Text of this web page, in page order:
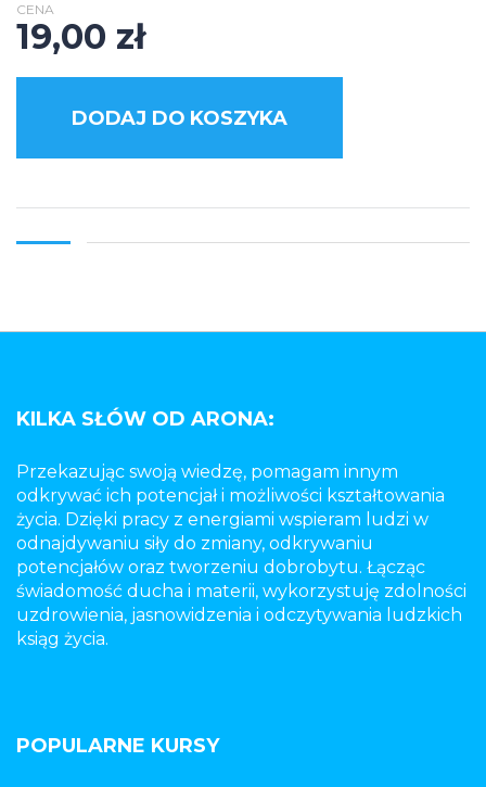
CENA
19,00 zł
DODAJ DO KOSZYKA
KILKA SŁÓW OD ARONA:
Przekazując swoją wiedzę, pomagam innym
odkrywać ich potencjał i możliwości kształtowania
życia. Dzięki pracy z energiami wspieram ludzi w
odnajdywaniu siły do zmiany, odkrywaniu
potencjałów oraz tworzeniu dobrobytu. Łącząc
świadomość ducha i materii, wykorzystuję zdolności
uzdrowienia, jasnowidzenia i odczytywania ludzkich
ksiąg życia.
POPULARNE KURSY